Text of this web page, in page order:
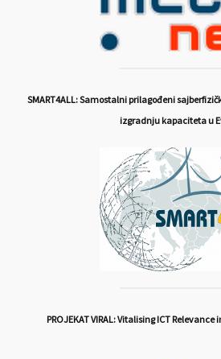
SMART4ALL: Samostalni prilagođeni
izgradnju kapaciteta u
PROJEKAT VIRAL: Vitalising ICT